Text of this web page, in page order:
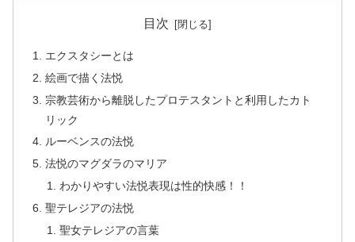
目次
エクスタシーとは
絵画で描く法悦
宗教芸術から離脱したプロテスタントと利用したカト
リック
ルーベンスの法悦
法悦のマグダラのマリア
わかりやすい法悦表現は性的快感！！
聖テレジアの法悦
聖女テレジアの言葉